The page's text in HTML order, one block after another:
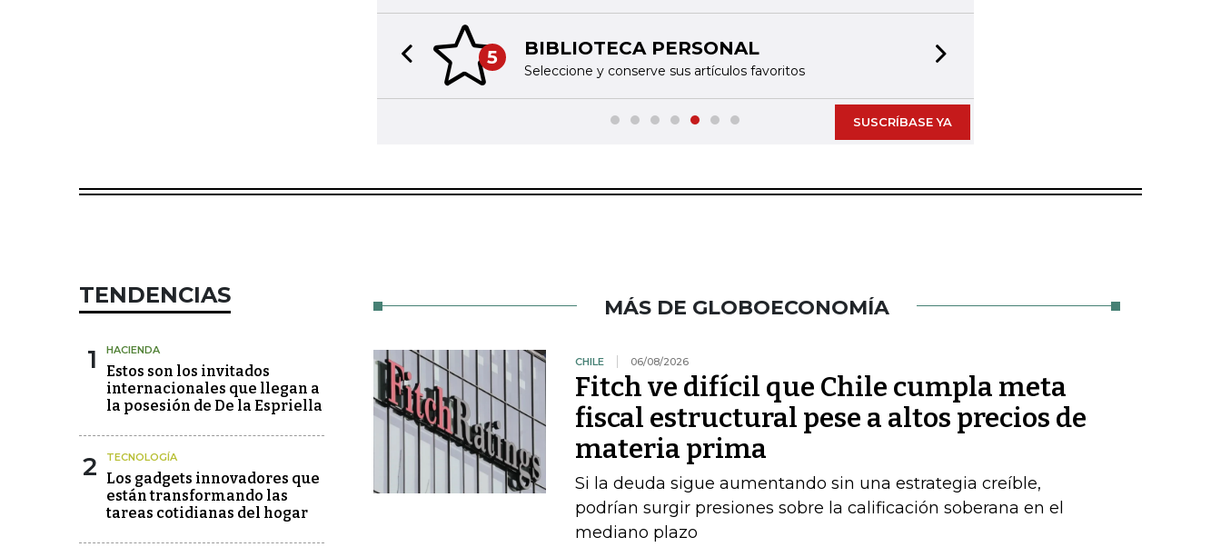
5 BIBLIOTECA PERSONAL
Seleccione y conserve sus artículos favoritos
Previous slide
SUSCRÍBASE YA
TENDENCIAS
1 HACIENDA
Estos son los invitados
internacionales que llegan a
la posesión de De la Espriella
2 TECNOLOGÍA
Los gadgets innovadores que
están transformando las
tareas cotidianas del hogar
MÁS DE GLOBOECONOMÍA
CHILE 06/08/2026
Fitch ve difícil que Chile cumpla meta
fiscal estructural pese a altos precios de
materia prima
Si la deuda sigue aumentando sin una estrategia creíble,
podrían surgir presiones sobre la calificación soberana en el
mediano plazo